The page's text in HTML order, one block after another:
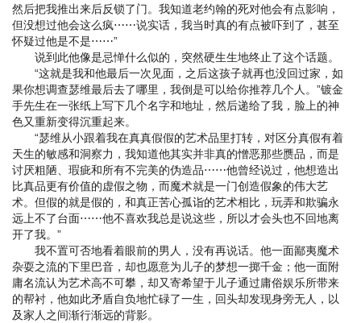
然后把我推出来后反锁了门。我知道老约翰的死对他会有点影响，
但没想过他会这么疯⋯⋯说实话，我当时真的有点被吓到了，甚至
怀疑过他是不是⋯⋯”
说到此他像是忌惮什么似的，突然硬生生地终止了这个话题。
“这就是我和他最后一次见面，之后这孩子就再也没回过家，如
果你想调查瑟维最后去了哪里，我倒是可以给你推荐几个人。”镀金
手先生在一张纸上写下几个名字和地址，然后递给了我，脸上的神
色又重新变得沉重起来。
“瑟维从小跟着我在真真假假的艺术品里打转，对区分真假有着
天生的敏感和洞察力，我知道他其实并非真的憎恶那些赝品，而是
讨厌粗陋、瑕疵和所有不完美的伪造品⋯⋯他曾经说过，他想造出
比真品更有价值的虚假之物，而魔术就是一门创造假象的伟大艺
术。但假的就是假的，和真正苦心孤诣的艺术相比，玩弄和欺骗永
远上不了台面⋯⋯他不喜欢我总是说这些，所以才会头也不回地离
开了我。”
我不置可否地看着眼前的男人，没有再说话。他一面鄙夷魔术
杂耍之流的下里巴音，却也愿意为儿子的梦想一掷千金；他一面附
庸名流认为艺术高不可攀，却又寄希望于儿子通过庸俗娱乐所带来
的帮衬，他如此矛盾自负地忙碌了一生，回头却发现身旁无人，以
及家人之间渐行渐远的背影。